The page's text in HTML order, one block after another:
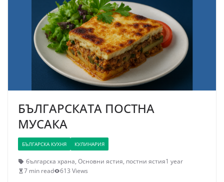
БЪЛГАРСКАТА ПОСТНА
МУСАКА
БЪЛГАРСКА КУХНЯ КУЛИНАРИЯ
българска храна, Основни ястия, постни ястия1 year
7 min read
613 Views